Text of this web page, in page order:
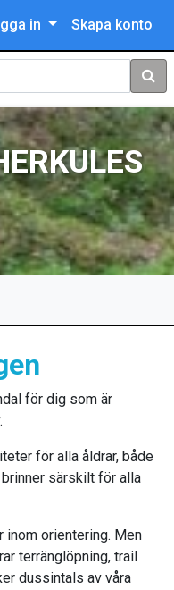
in Skapa konto
Sök
för dig som är
för alla åldrar, både
särskilt för alla
inom orientering. Men
terränglöpning, trail
dussintals av våra